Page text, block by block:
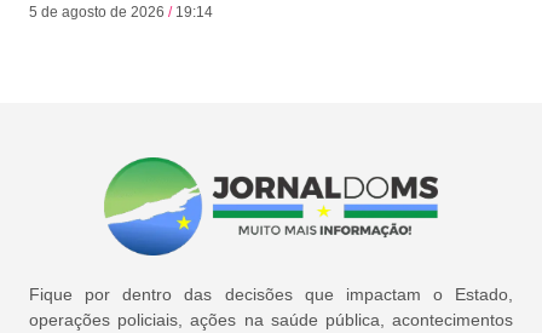
5 de agosto de 2026 19:14
Fique por dentro das decisões que impactam o Estado,
operações policiais, ações na saúde pública, acontecimentos